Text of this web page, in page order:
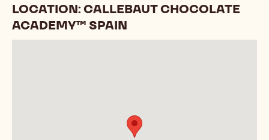
LOCATION: CALLEBAUT CHOCOLATE
ACADEMY™ SPAIN